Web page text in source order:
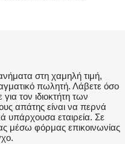
στη χαμηλή τιμή,
πωλητή. Λάβετε όσο
τον ιδιοκτήτη των
απάτης είναι να περνά
υπάρχουσα εταιρεία. Σε
μέσω φόρμας επικοινωνίας